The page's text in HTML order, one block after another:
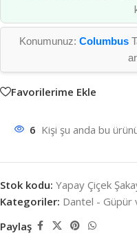
Konumunuz: Columbus
Favorilerime Ekle
6 Kişi şu anda bu
Stok kodu: Yapay Çiçek
Kategoriler: Dantel - Güpür
Paylaş